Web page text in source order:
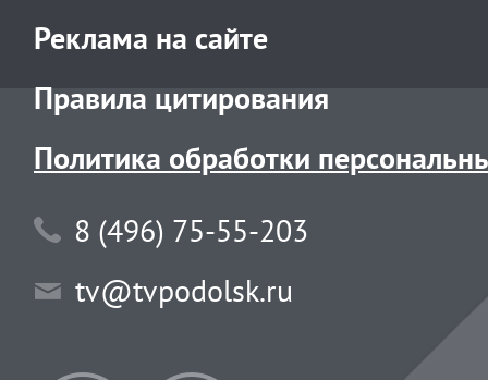
Реклама на сайте
Правила цитирования
Политика обработки
8 (496) 75-55-203
tv@tvpodolsk.ru